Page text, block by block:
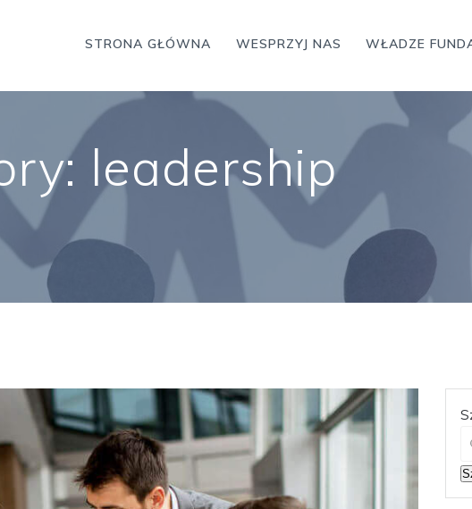
STRONA GŁÓWNA WESPRZYJ NAS WŁADZE
leadership